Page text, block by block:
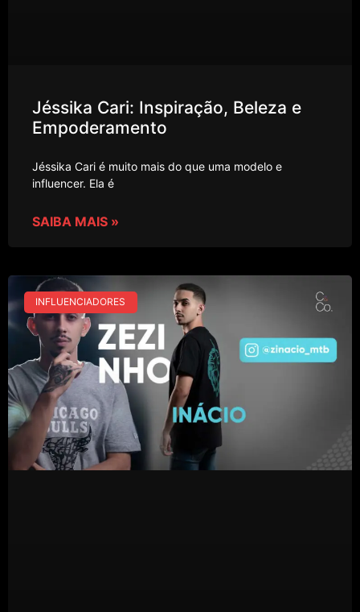
Jéssika Cari: Inspiração, Beleza e
Empoderamento
Jéssika Cari é muito mais do que uma modelo e
influencer. Ela é
SAIBA MAIS »
INFLUENCIADORES